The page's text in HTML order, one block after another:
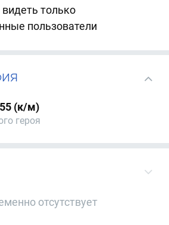
только
пользователи
(к/м)
героя
отсутствует